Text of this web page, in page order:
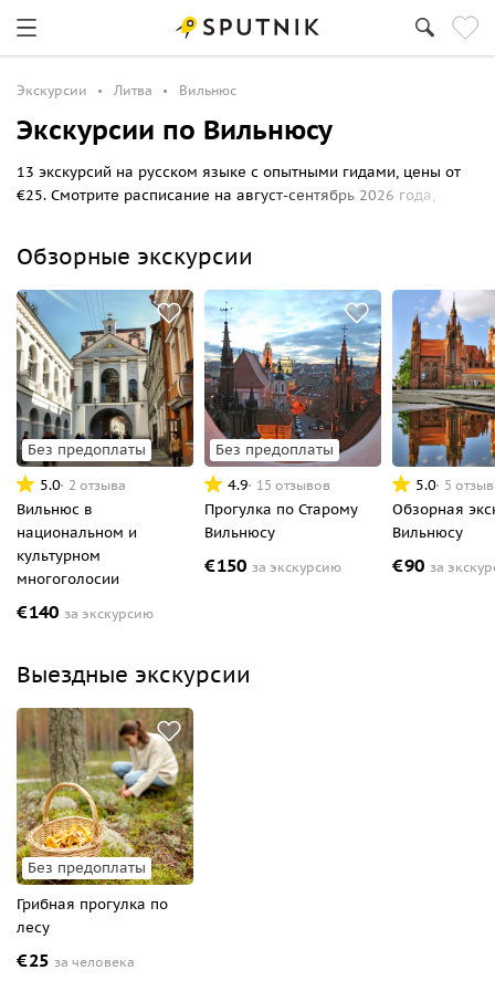
Экскурсии Литва Вильнюс
Экскурсии по Вильнюсу
13 экскурсий на русском языке с опытными гидами, цены от
€25. Смотрите расписание на август-сентябрь 2026 года,
Обзорные экскурсии
Без предоплаты
5.0 2 отзыва
Вильнюс в
национальном и
культурном
многоголосии
€140 за экскурсию
Без предоплаты
4.9 15 отзывов
Прогулка по Старому
Вильнюсу
€150 за экскурсию
5.0 5
Обзорная
Вильнюсу
€90 за
Выездные экскурсии
Без предоплаты
Грибная прогулка по
лесу
€25 за человека